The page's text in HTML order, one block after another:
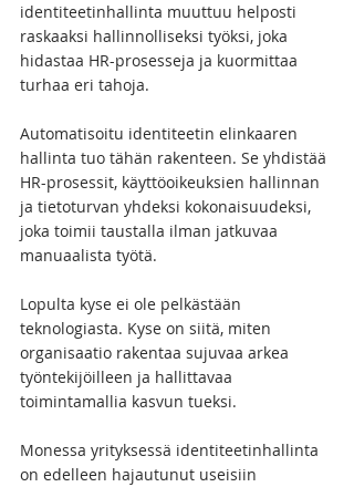
identiteetinhallinta muuttuu helposti
raskaaksi hallinnolliseksi työksi, joka
hidastaa HR-prosesseja ja kuormittaa
turhaa eri tahoja.
Automatisoitu identiteetin elinkaaren
hallinta tuo tähän rakenteen. Se yhdistää
HR-prosessit, käyttöoikeuksien hallinnan
ja tietoturvan yhdeksi kokonaisuudeksi,
joka toimii taustalla ilman jatkuvaa
manuaalista työtä.
Lopulta kyse ei ole pelkästään
teknologiasta. Kyse on siitä, miten
organisaatio rakentaa sujuvaa arkea
työntekijöilleen ja hallittavaa
toimintamallia kasvun tueksi.
Monessa yrityksessä identiteetinhallinta
on edelleen hajautunut useisiin